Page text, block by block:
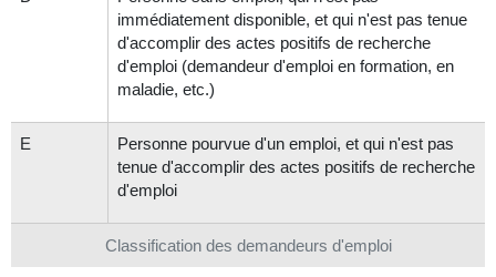
Classification des demandeurs d'emploi
immédiatement disponible, et qui n'est pas tenue
d'accomplir des actes positifs de recherche
d'emploi (demandeur d'emploi en formation, en
maladie, etc.)
E
Personne pourvue d'un emploi, et qui n'est pas
tenue d'accomplir des actes positifs de recherche
d'emploi